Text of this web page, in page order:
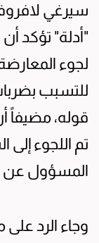
سيرغي
"أدلة" تؤكد
لجوء
للتسبب
قوله، مضيفاً
تم اللجوء إلى
المسؤول عن
وجاء الرد